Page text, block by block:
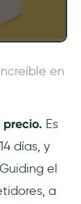
en
precio. Es
días, y
el
a